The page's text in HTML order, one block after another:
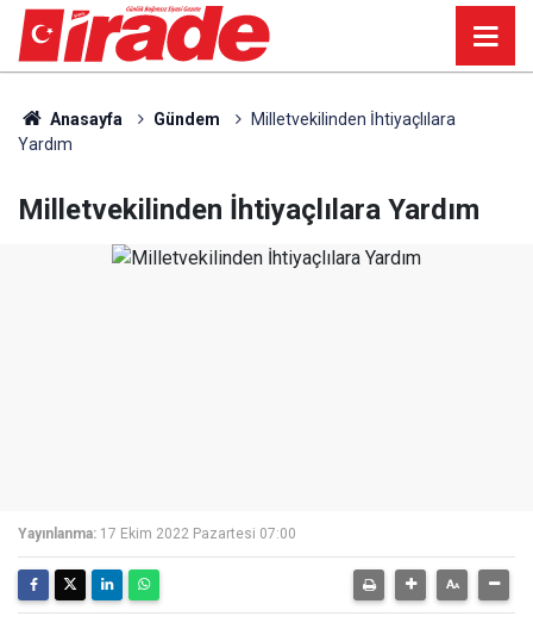
Anasayfa Gündem
Milletvekilinden İhtiyaçlılara
Yardım
Milletvekilinden İhtiyaçlılara Yardım
Yayınlanma: 17 Ekim 2022 Pazartesi 07:00